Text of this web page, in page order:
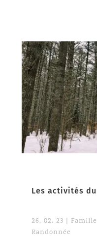
26. 02. 23 | Famille
Randonnée